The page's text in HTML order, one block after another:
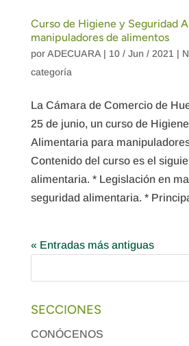
Curso de Higiene y Seguridad
manipuladores de alimentos
porADECUARA| 10 / Jun / 2021|
categoría
La Cámara de Comercio de
25 de junio, un curso de
Alimentaria para
Contenido del curso es el
alimentaria. * Legislación en
seguridad alimentaria. *
« Entradas más antiguas
SECCIONES
CONÓCENOS